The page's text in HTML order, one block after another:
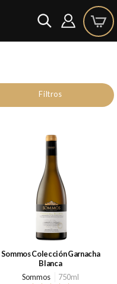
Filtros
Sommos Colección Garnacha
Blanca
Sommos
750ml